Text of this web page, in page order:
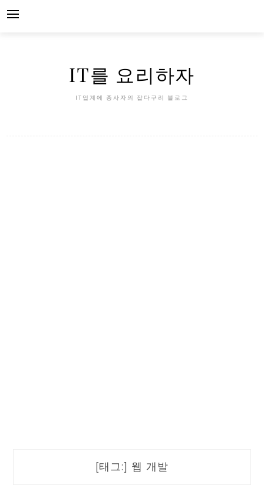
IT를 요리하자
IT업계에 종사자의 잡다구리 블로그
[태그:] 웹 개발